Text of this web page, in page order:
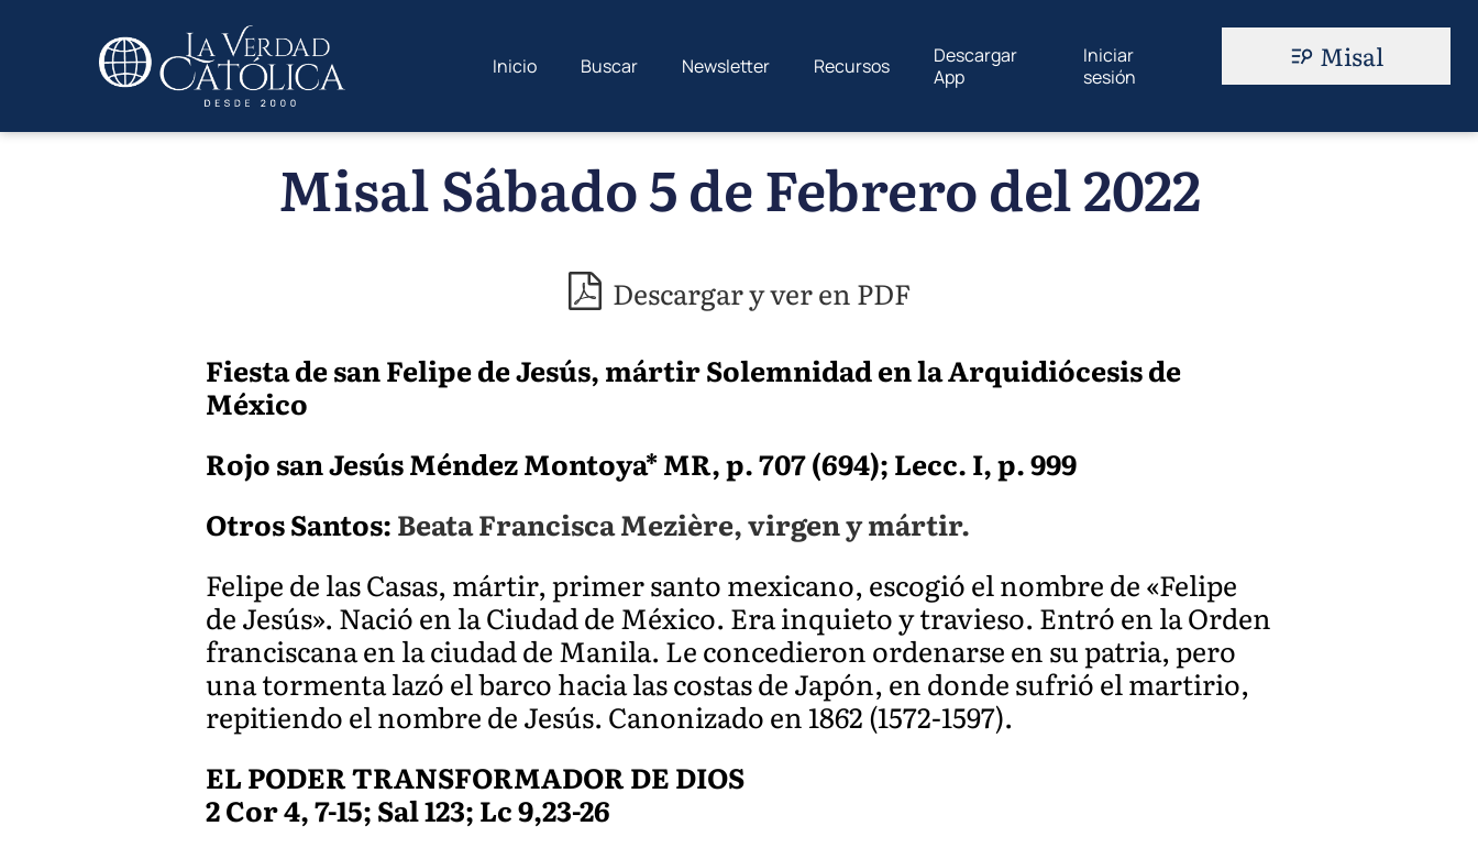
Inicio Buscar Newsletter Recursos
Descargar
App
Iniciar
sesión
Misal
Misal Sábado 5 de Febrero del 2022
Descargar y ver en PDF
Fiesta de san Felipe de Jesús, mártir Solemnidad en la Arquidiócesis de
México
Rojo san Jesús Méndez Montoya* MR, p. 707 (694); Lecc. I, p. 999
Otros Santos:Beata Francisca Mezière, virgen y mártir.
Felipe de las Casas, mártir, primer santo mexicano, escogió el nombre de «Felipe
de Jesús». Nació en la Ciudad de México. Era inquieto y travieso. Entró en la Orden
franciscana en la ciudad de Manila. Le concedieron ordenarse en su patria, pero
una tormenta lazó el barco hacia las costas de Japón, en donde sufrió el martirio,
repitiendo el nombre de Jesús. Canonizado en 1862 (1572-1597).
EL PODER TRANSFORMADOR DE DIOS
2 Cor 4, 7-15; Sal 123; Lc 9,23-26